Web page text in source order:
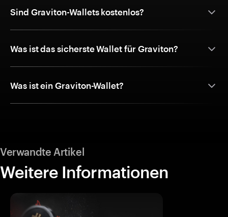
Sind Graviton-Wallets kostenlos?
Was ist das sicherste Wallet für Graviton?
Was ist ein Graviton-Wallet?
Verwandte Artikel
Weitere Informationen